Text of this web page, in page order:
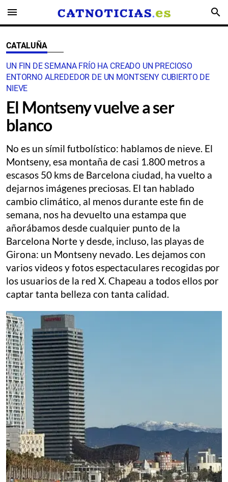
menu search
CATALUÑA
UN FIN DE SEMANA FRÍO HA CREADO UN PRECIOSO
ENTORNO ALREDEDOR DE UN MONTSENY CUBIERTO DE
NIEVE
El Montseny vuelve a ser
blanco
No es un símil futbolístico: hablamos de nieve. El
Montseny, esa montaña de casi 1.800 metros a
escasos 50 kms de Barcelona ciudad, ha vuelto a
dejarnos imágenes preciosas. El tan hablado
cambio climático, al menos durante este fin de
semana, nos ha devuelto una estampa que
añorábamos desde cualquier punto de la
Barcelona Norte y desde, incluso, las playas de
Girona: un Montseny nevado. Les dejamos con
varios videos y fotos espectaculares recogidas por
los usuarios de la red X. Chapeau a todos ellos por
captar tanta belleza con tanta calidad.